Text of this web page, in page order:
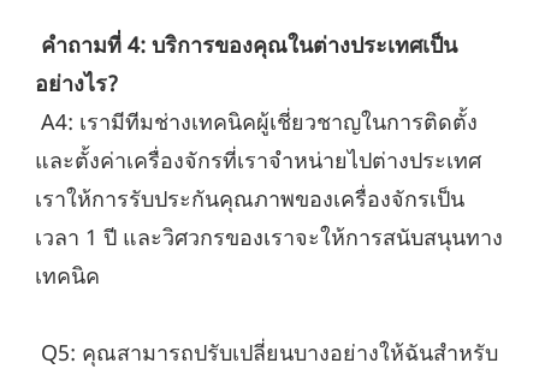
คำถามที่ 4: บริการของคุณในต่างประเทศเป็น
อย่างไร?
และตั้งค่าเครื่องจักรที่เราจำหน่ายไปต่างประเทศ
เราให้การรับประกันคุณภาพของเครื่องจักรเป็น
เวลา 1 ปี และวิศวกรของเราจะให้การสนับสนุนทาง
เทคนิค